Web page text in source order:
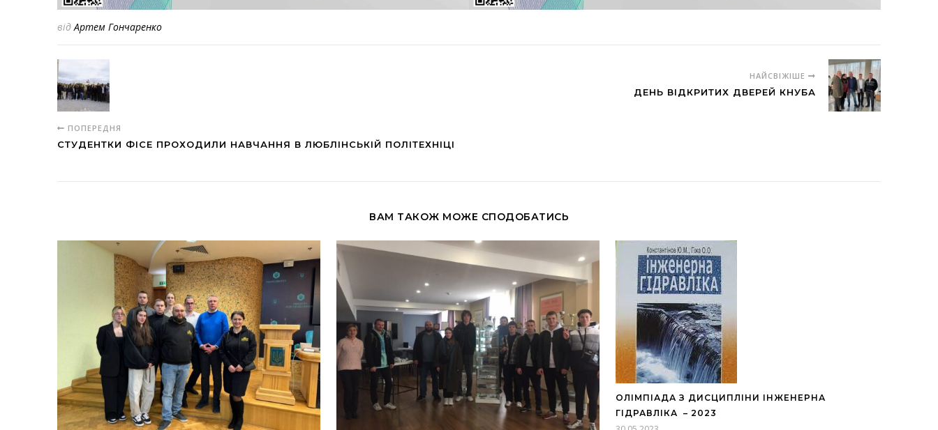
відАртем Гончаренко
ПОПЕРЕДНЯ
СТУДЕНТКИ ФІСЕ ПРОХОДИЛИ НАВЧАННЯ В ЛЮБЛІНСЬКІЙ ПОЛІТЕХНІЦІ
НАЙСВІЖІШЕ
ДЕНЬ ВІДКРИТИХ ДВЕРЕЙ КНУБА
ВАМ ТАКОЖ МОЖЕ СПОДОБАТИСЬ
ОЛІМПІАДА З ДИСЦИПЛІНИ ІНЖЕНЕРНА
ГІДРАВЛІКА – 2023